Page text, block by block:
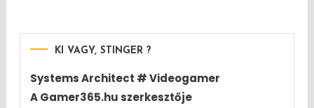
KI VAGY, STINGER ?
Systems Architect # Videogamer
A Gamer365.hu szerkesztője